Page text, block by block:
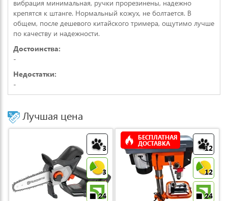
вибрация минимальная, ручки прорезинены, надежно
крепятся к штанге. Нормальный кожух, не болтается. В
общем, после дешевого китайского тримера, ощутимо лучше
по качеству и надежности.
Достоинства:
-
Недостатки:
-
Лучшая цена
3
3
24
12
12
24
БЕСПЛАТНАЯ
ДОСТАВКА